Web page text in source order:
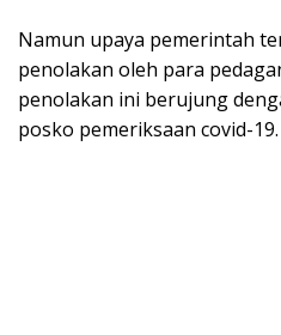
Namun upaya pemerintah
penolakan oleh para
penolakan ini berujung
posko pemeriksaan covid-19.